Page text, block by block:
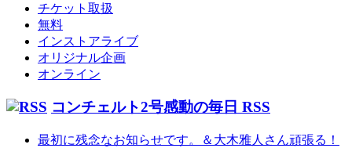
チケット取扱
無料
インストアライブ
オリジナル企画
オンライン
コンチェルト2号感動の毎日 RSS
最初に残念なお知らせです。＆大木雅人さん頑張る！